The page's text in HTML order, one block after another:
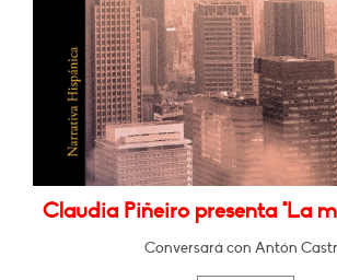
Claudia Piñeiro presenta "La
Conversará con Antón